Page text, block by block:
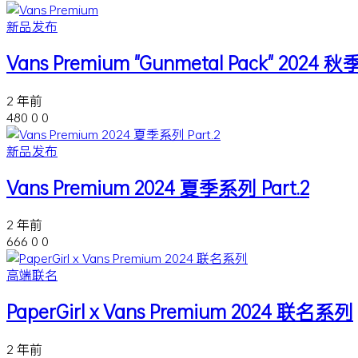
新品发布
Vans Premium "Gunmetal Pack" 2024 秋
2 年前
480 0 0
新品发布
Vans Premium 2024 夏季系列 Part.2
2 年前
666 0 0
高端联名
PaperGirl x Vans Premium 2024 联名系列
2 年前